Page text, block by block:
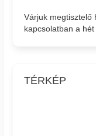
Várjuk megtisztelő
kapcsolatban a
TÉRKÉP